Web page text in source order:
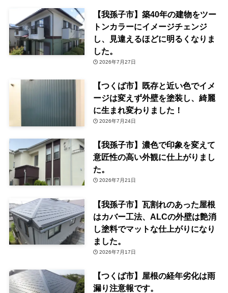
【我孫子市】築40年の建物をツー
トンカラーにイメージチェンジ
し、見違えるほどに明るくなりま
した。
2026年7月27日
【つくば市】既存と近い色でイメ
ージは変えず外壁を塗装し、綺麗
に生まれ変わりました！
2026年7月24日
【我孫子市】濃色で印象を変えて
意匠性の高い外観に仕上がりまし
た。
2026年7月21日
【我孫子市】瓦割れのあった屋根
はカバー工法、ALCの外壁は艶消
し塗料でマットな仕上がりになり
ました。
2026年7月17日
【つくば市】屋根の経年劣化は雨
漏り注意報です。